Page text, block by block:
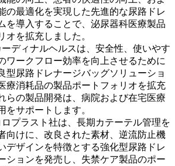
の最適化を実現した先進的な尿路ドレ
を導入することで、泌尿器科医療製品
オを拡充しました。
ーディナルヘルスは、安全性、使いやす
ワークフロー効率を向上させるために
型尿路ドレナージバッグソリューショ
療消耗品の製品ポートフォリオを拡充
らの製品開発は、病院および在宅医療
をサポートします。
ロプラスト社は、長期カテーテル管理を
向けに、改良された素材、逆流防止機
デザインを特徴とする強化型尿路ドレ
ションを発売し、失禁ケア製品のポー